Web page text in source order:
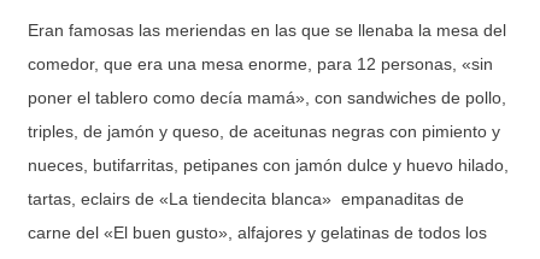
Eran famosas las meriendas en las que se llenaba la mesa del
comedor, que era una mesa enorme, para 12 personas, «sin
poner el tablero como decía mamá», con sandwiches de pollo,
triples, de jamón y queso, de aceitunas negras con pimiento y
nueces, butifarritas, petipanes con jamón dulce y huevo hilado,
tartas, eclairs de «La tiendecita blanca» empanaditas de
carne del «El buen gusto», alfajores y gelatinas de todos los